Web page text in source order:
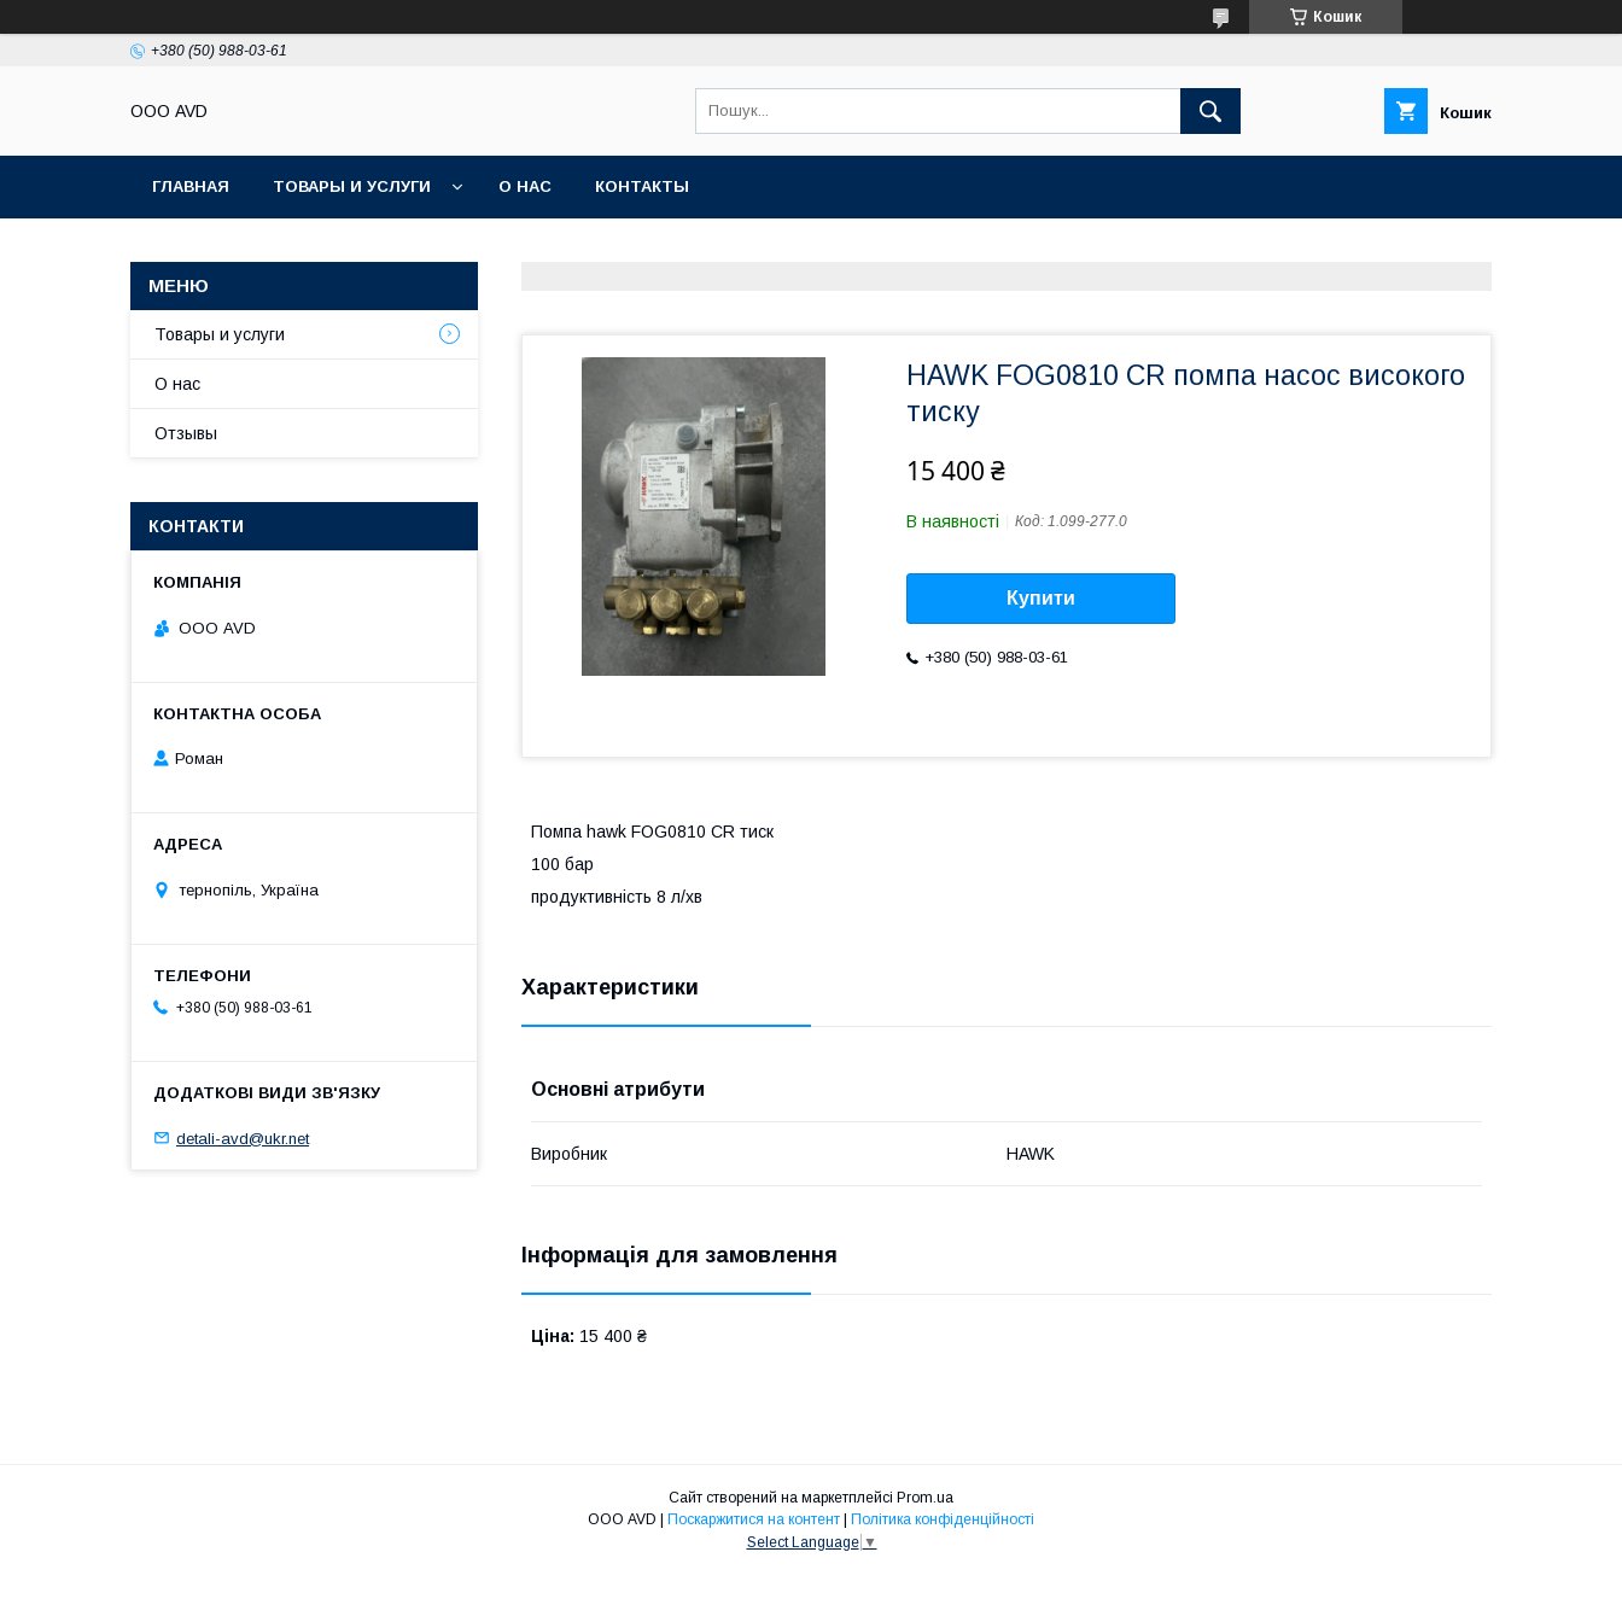
Кошик
+380 (50) 988-03-61
ООО AVD Кошик
ГЛАВНАЯ ТОВАРЫ И УСЛУГИ О НАС КОНТАКТЫ
HAWK FOG0810 CR помпа насос високого
тиску
15 400 ₴
В наявності Код: 1.099-277.0
Купити
+380 (50) 988-03-61
Помпа hawk FOG0810 CR тиск
100 бар
продуктивність 8 л/хв
Характеристики
Основні атрибути
Виробник HAWK
Інформація для замовлення
Ціна: 15 400 ₴
Товары и услуги
О нас
Отзывы
КОНТАКТИ
ООО AVD
Роман
тернопіль, Україна
+380 (50) 988-03-61
detali-avd@ukr.net
Сайт створений на маркетплейсі Prom.ua
Поскаржитися на контент
Політика конфіденційності
Select Language ▼